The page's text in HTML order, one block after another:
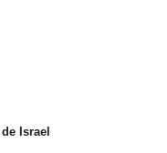
Israel